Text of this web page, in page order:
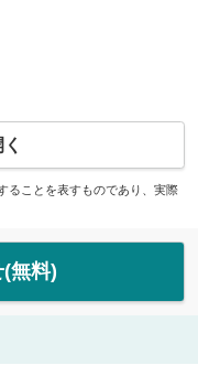
ることを表すものであり、実際
無料)